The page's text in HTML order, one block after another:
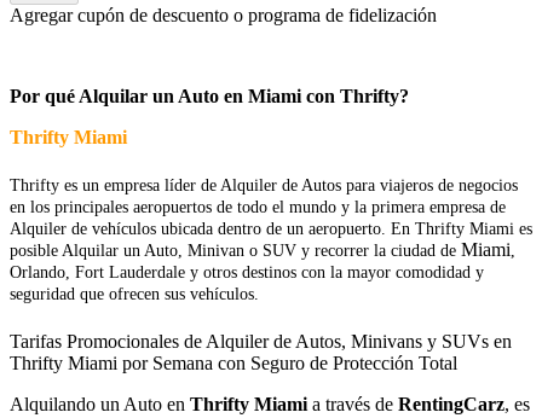
Agregar cupón de descuento o programa de fidelización
Por qué Alquilar un Auto en Miami con Thrifty?
Thrifty Miami
Thrifty es un empresa líder de Alquiler de Autos para viajeros de negocios
en los principales aeropuertos de todo el mundo y la primera empresa de
Alquiler de vehículos ubicada dentro de un aeropuerto. En Thrifty Miami es
posible Alquilar un Auto, Minivan o SUV y recorrer la ciudad de Miami,
Orlando, Fort Lauderdale y otros destinos con la mayor comodidad y
seguridad que ofrecen sus vehículos.
Tarifas Promocionales de Alquiler de Autos, Minivans y SUVs en
Thrifty Miami por Semana con Seguro de Protección Total
Alquilando un Auto en Thrifty Miami a través de RentingCarz, es